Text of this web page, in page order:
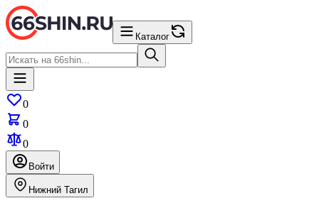
Каталог
0
0
0
Войти
Нижний Тагил